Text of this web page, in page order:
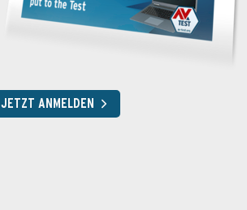
JETZT ANMELDEN